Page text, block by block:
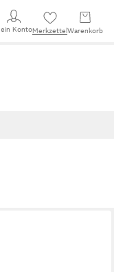
KontoMerkzettel Warenkorb